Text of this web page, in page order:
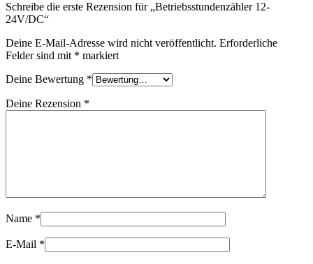
Schreibe die erste Rezension für „Betriebsstundenzähler 12-
24V/DC“
Deine E-Mail-Adresse wird nicht veröffentlicht. Erforderliche
Felder sind mit * markiert
Deine Bewertung *
Deine Rezension *
Name *
E-Mail *